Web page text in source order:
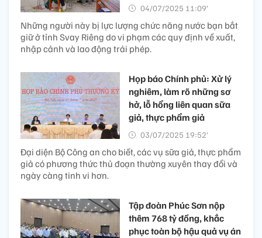
04/07/2025 11:09’
Những người này bị lực lượng chức năng nước bạn bắt
giữ ở tỉnh Svay Riêng do vi phạm các quy định về xuất,
nhập cảnh và lao động trái phép.
Họp báo Chính phủ: Xử lý
nghiêm, làm rõ những sơ
hở, lỗ hổng liên quan sữa
giả, thực phẩm giả
03/07/2025 19:52’
Đại diện Bộ Công an cho biết, các vụ sữa giả, thực phẩm
giả có phương thức thủ đoạn thường xuyên thay đổi và
ngày càng tinh vi hơn.
Tập đoàn Phúc Sơn nộp
thêm 768 tỷ đồng, khắc
phục toàn bộ hậu quả vụ án